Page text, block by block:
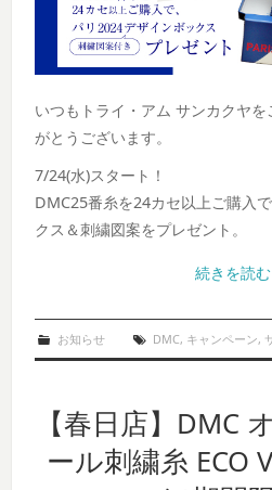
いつもトライ・アム サンカクヤ
がとうございます。
7/24(水)スタート！
DMC25番糸を24カセ以上ご購入
クス＆刺繍図案をプレゼント。
続きを読む
お知らせ DMC, キャンペーン,
【春日店】DMC
ール刺繍糸 ECO